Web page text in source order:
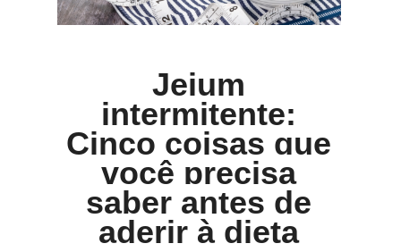
Jejum
intermitente:
Cinco coisas que
você precisa
saber antes de
aderir à dieta